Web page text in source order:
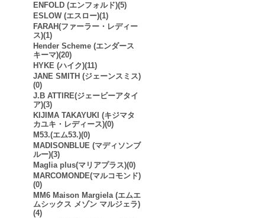
ENFOLD (エンフォルド)(5)
ESLOW (エスロー)(1)
FARAH(ファーラー・レディー
ス)(1)
Hender Scheme (エンダース
キーマ)(20)
HYKE (ハイク)(11)
JANE SMITH (ジェーンスミス)
(0)
J.B ATTIRE(ジェービーアタイ
ア)(3)
KIJIMA TAKAYUKI (キジマタ
カユキ・レディース)(0)
M53.(エム53.)(0)
MADISONBLUE (マディソンブ
ルー)(3)
Maglia plus(マリアプラス)(0)
MARCOMONDE(マルコモンド)
(0)
MM6 Maison Margiela (エムエ
ムシックス メゾン マルジェラ)
(4)